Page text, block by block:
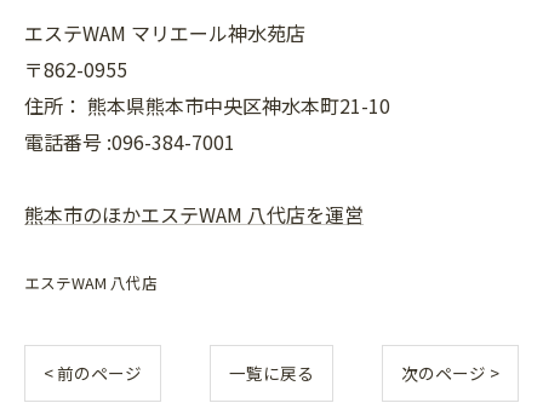
エステWAM マリエール神水苑店
〒862-0955
住所： 熊本県熊本市中央区神水本町21-10
電話番号 :096-384-7001
熊本市のほかエステWAM 八代店を運営
エステWAM 八代店
< 前のページ 一覧に戻る 次のページ >